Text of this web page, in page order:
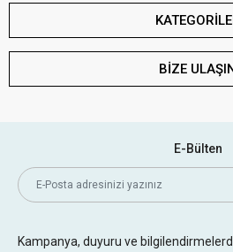
BİZE
E-Bülten
Kampanya, duyuru ve